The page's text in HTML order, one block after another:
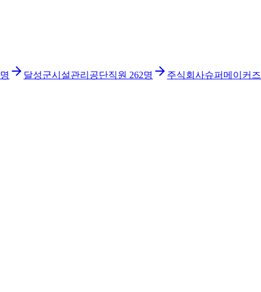
명 달성군시설관리공단직원 262명 주식회사슈퍼메이커즈